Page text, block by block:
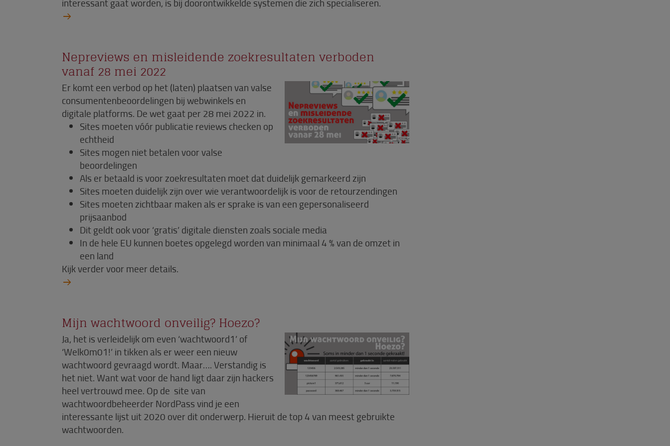
interessant gaat worden, is bij doorontwikkelde systemen die zich specialiseren.
Nepreviews en misleidende zoekresultaten verboden
vanaf 28 mei 2022
Er komt een verbod op het (laten) plaatsen van valse
consumentenbeoordelingen bij webwinkels en
digitale platforms. De wet gaat per 28 mei 2022 in.
Sites moeten vóór publicatie reviews checken op
echtheid
Sites mogen niet betalen voor valse
beoordelingen
Als er betaald is voor zoekresultaten moet dat duidelijk gemarkeerd zijn
Sites moeten duidelijk zijn over wie verantwoordelijk is voor de retourzendingen
Sites moeten zichtbaar maken als er sprake is van een gepersonaliseerd
prijsaanbod
Dit geldt ook voor ‘gratis’ digitale diensten zoals sociale media
In de hele EU kunnen boetes opgelegd worden van minimaal 4 % van de omzet in
een land
Kijk verder voor meer details.
Mijn wachtwoord onveilig? Hoezo?
Ja, het is verleidelijk om even ‘wachtwoord1’ of
‘Welk0m01!’ in tikken als er weer een nieuw
wachtwoord gevraagd wordt. Maar…. Verstandig is
het niet. Want wat voor de hand ligt daar zijn hackers
heel vertrouwd mee. Op de site van
wachtwoordbeheerder NordPass vind je een
interessante lijst uit 2020 over dit onderwerp. Hieruit de top 4 van meest gebruikte
wachtwoorden.